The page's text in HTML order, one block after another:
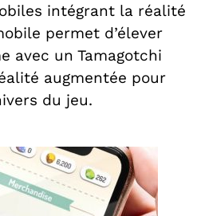
intégrant la réalité
permet d’élever
avec un Tamagotchi
augmentée pour
du jeu.